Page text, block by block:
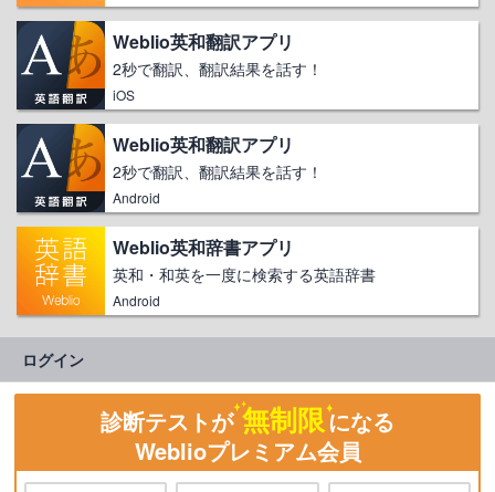
Weblio英和翻訳アプリ
2秒で翻訳、翻訳結果を話す！
iOS
Weblio英和翻訳アプリ
2秒で翻訳、翻訳結果を話す！
Android
Weblio英和辞書アプリ
英和・和英を一度に検索する英語辞書
Android
ログイン
診断テストが 無制限になる
Weblioプレミアム会員